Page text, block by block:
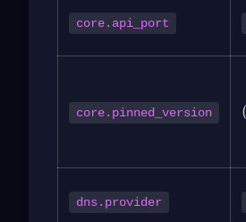
core.api_port
core.pinned_version
dns.provider